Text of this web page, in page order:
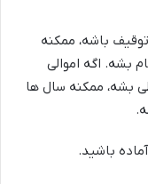
باشه، ممکنه
بشه. اگه اموالی
بشه، ممکنه سال ها
باشید.